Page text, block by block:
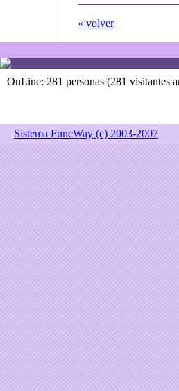
« volver
OnLine: 281 personas (281 visitantes
Sistema FuncWay (c) 2003-2007